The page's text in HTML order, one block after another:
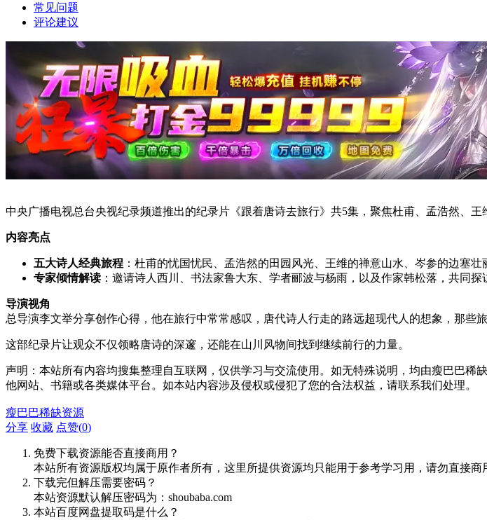
常见问题
评论建议
中央广播电视总台央视纪录频道推出的纪录片《跟着唐诗去旅行》共5集，聚焦杜甫、孟浩然、王
内容亮点
五大诗人经典旅程 ：杜甫的忧国忧民、孟浩然的田园风光、王维的禅意山水、岑参的边塞
专家倾情解读 ：邀请诗人西川、书法家鲁大东、学者郦波与杨雨，以及作家韩松落，共同探
导演视角
总导演李文举分享创作心得，他在旅行中常常感叹，唐代诗人行走的路远超现代人的想象，那些
这部纪录片让观众不仅领略唐诗的深邃，还能在山川风物间找到继续前行的力量。
声明：本站所有内容均搜集整理自互联网，仅供学习与交流使用。如无特殊说明，均由瘦巴巴
他网站、书籍或各类媒体平台。如本站内容涉及侵权或侵犯了您的合法权益，请联系我们处理。
瘦巴巴稀缺资源
分享 收藏 点赞(0)
免费下载资源能否直接商用？
本站所有资源版权均属于原作者所有，这里所提供资源均只能用于参考学习用，请勿直接
下载完但解压需要密码？
本站资源默认解压密码为：shoubaba.com
本站百度网盘提取码是什么？